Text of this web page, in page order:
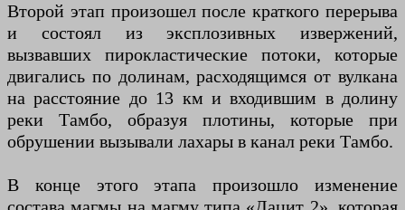
Второй этап произошел после краткого перерыва
и состоял из эксплозивных извержений,
вызвавших пирокластические потоки, которые
двигались по долинам, расходящимся от вулкана
на расстояние до 13 км и входившим в долину
реки Тамбо, образуя плотины, которые при
обрушении вызывали лахары в канал реки Тамбо.
В конце этого этапа произошло изменение